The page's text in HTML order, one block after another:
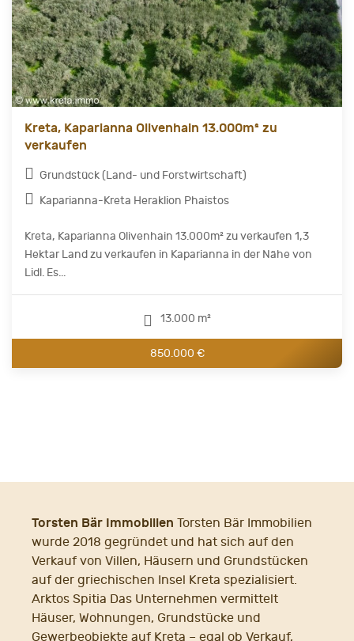
Kreta, Kaparianna Olivenhain 13.000m² zu
verkaufen
Grundstück (Land- und Forstwirtschaft)
Kaparianna-Kreta Heraklion Phaistos
Kreta, Kaparianna Olivenhain 13.000m² zu verkaufen 1,3
Hektar Land zu verkaufen in Kaparianna in der Nähe von
Lidl. Es...
13.000 m²
850.000 €
Torsten Bär Immobilien Torsten Bär Immobilien
wurde 2018 gegründet und hat sich auf den
Verkauf von Villen, Häusern und Grundstücken
auf der griechischen Insel Kreta spezialisiert.
Arktos Spitia Das Unternehmen vermittelt
Häuser, Wohnungen, Grundstücke und
Gewerbeobjekte auf Kreta – egal ob Verkauf,